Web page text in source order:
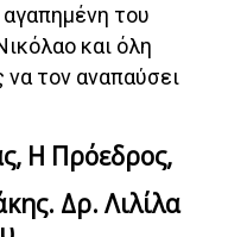
του
και όλη
να τον αναπαύσει
Η Πρόεδρος,
Δρ. Λιλίλα